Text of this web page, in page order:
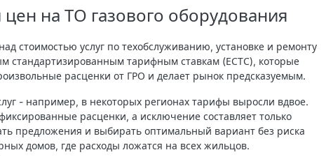
на ТО газового оборудования
стоимостью услуг по техобслуживанию, установке и ремонту
тарифным ставкам (ЕСТС), которые
расценки от ГРО и делает рынок предсказуемым.
- например, в некоторых регионах тарифы выросли вдвое.
расценки, а исключение составляет только
предложения и выбирать оптимальный вариант без риска
домов, где расходы ложатся на всех жильцов.